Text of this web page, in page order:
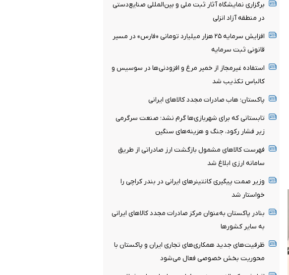
برگزاری نمایشگاه آثار ثبت ملی و بین‌المللی صنایع‌دستی
در منطقه آزاد انزلی
افزایش سرمایه ۲۵ هزار میلیارد تومانی «فارس» در مسیر
قانونی ثبت سرمایه
استفاده غیرمجاز از خمیر مرغ و افزودنی‌ها در سوسیس و
کالباس تکذیب شد
پاکستان؛ هاب صادرات مجدد کالاهای ایرانی
تابستانی که برای شهربازی‌ها گرم نشد؛ صنعت سرگرمی
زیر فشار رکود، جنگ و هزینه‌های سنگین
فهرست کالاهای مشمول بازگشت ارز صادراتی از طریق
سامانه ارزی ابلاغ شد
وزیر صمت پیگیری کانتینر‌های ایرانی در بندر کراچی را
خواستار شد
بنادر پاکستان به‌عنوان مرکز صادرات مجدد کالاهای ایرانی
به سایر کشورها
ظرفیت‌های جدید همکاری‌های تجاری ایران و پاکستان با
محوریت بخش خصوصی فعال می‌شود